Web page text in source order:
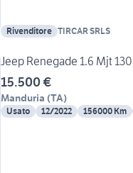
Rivenditore TIRCAR SRLS
Jeep Renegade 1.6 Mjt
15.500 €
Manduria (TA)
Usato 12/2022 156000 Km